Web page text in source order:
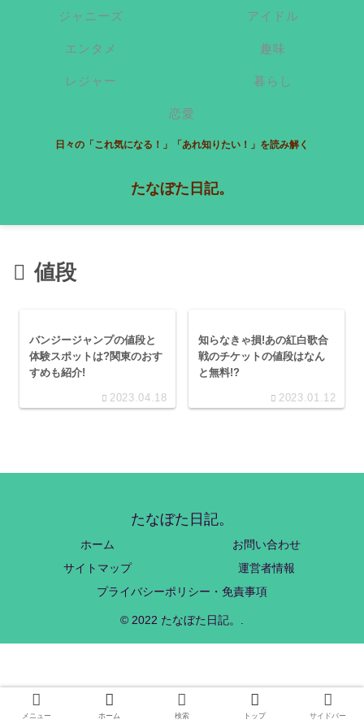
日々の「これ気になる！」「あれ知りたい！」を読み解く
たなぼた日記。
ジャニーズ アイドル
エンタメ 趣味
レジャー 暮らし
恋愛
値段
バンジージャンプの値段と
体験スポットは?関東のおす
すめも紹介!
2023.04.18
知らなきゃ損!あの紅白歌合
戦のチケットの値段はなん
と無料!?
2023.01.12
たなぼた日記。
ホーム
お問い合わせ
サイトマップ
運営者情報
プライバシーポリシー・免責事項
© 2022 たなぼた日記。.
メニュー ホーム 検索 トップ サイドバー